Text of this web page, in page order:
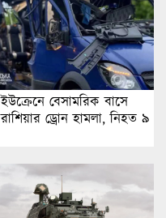
ইউক্রেনে বেসামরিক বাসে
রাশিয়ার ড্রোন হামলা, নিহত ৯